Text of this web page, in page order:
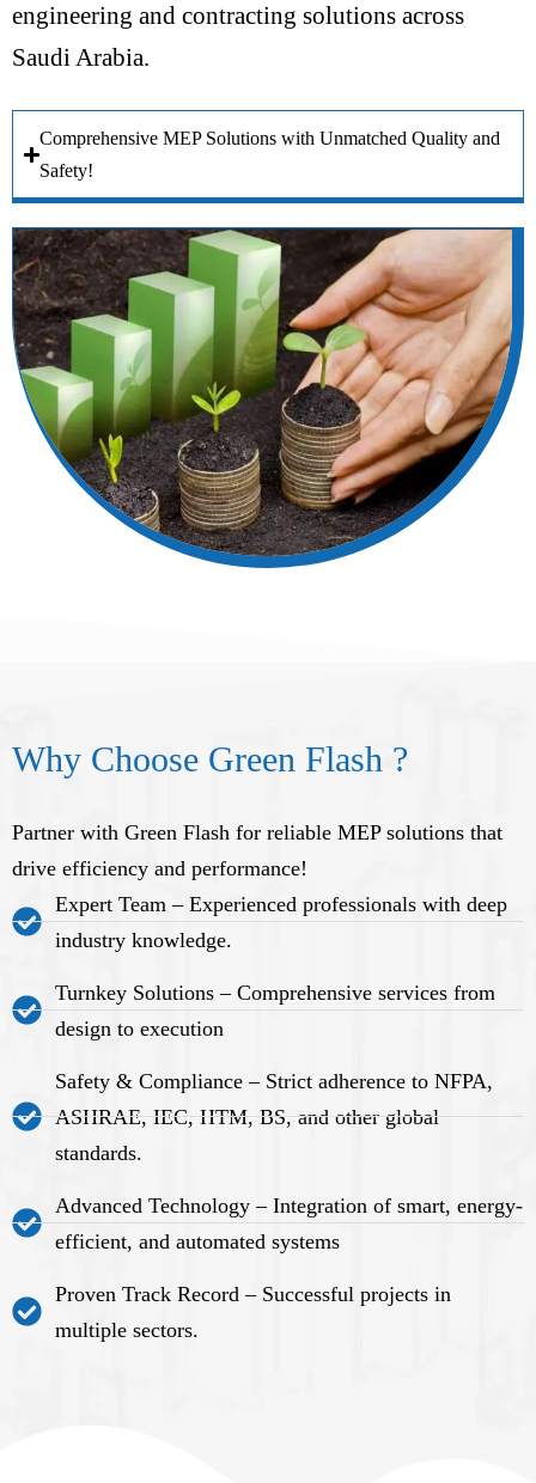
engineering and contracting solutions across
Saudi Arabia.
Comprehensive MEP Solutions with Unmatched Quality and
Safety!
Why Choose Green Flash ?
Partner with Green Flash for reliable MEP solutions that
drive efficiency and performance!
Expert Team – Experienced professionals with deep
industry knowledge.
Turnkey Solutions – Comprehensive services from
design to execution
Safety & Compliance – Strict adherence to NFPA,
ASHRAE, IEC, HTM, BS, and other global
standards.
Advanced Technology – Integration of smart, energy-
efficient, and automated systems
Proven Track Record – Successful projects in
multiple sectors.